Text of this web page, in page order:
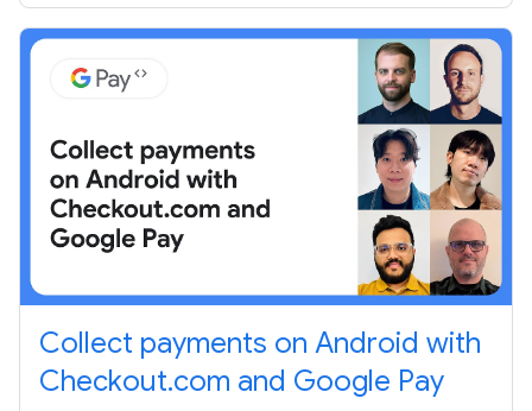
Collect payments on Android with
Checkout.com and Google Pay